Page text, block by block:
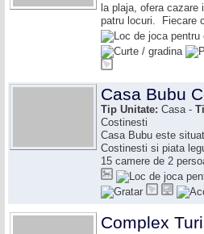
la plaja, ofera
patru locuri. Fiecare
Casa Bubu
Tip Unitate: Casa -
Costinesti
Casa Bubu este
Costinesti si piata
15 camere de 2
Complex